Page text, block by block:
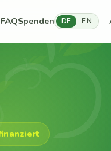
FAQSpenden DE EN